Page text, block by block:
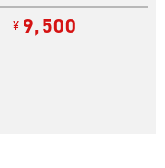
¥ 9,500